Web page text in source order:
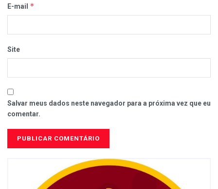
E-mail *
Site
Salvar meus dados neste navegador para a próxima vez que eu
comentar.